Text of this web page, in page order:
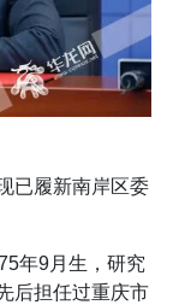
已履新南岸区委
年9月生，研究
后担任过重庆市